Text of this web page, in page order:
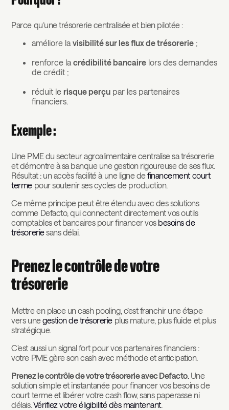
Parce qu’une trésorerie centralisée et bien pilotée :
améliore lavisibilité sur les flux de trésorerie ;
renforce lacrédibilité bancaire lors des demandes
de crédit ;
réduit le risque perçu par les partenaires
financiers.
Exemple :
Une PME du secteur agroalimentaire centralise sa trésorerie
et démontre à sa banque une gestion rigoureuse de ses flux.
Résultat : un accès facilité à une ligne definancement court
terme pour soutenir ses cycles de production.
Ce même principe peut être étendu avec des solutions
comme Defacto, qui connectent directement vos outils
comptables et bancaires pour financer vos besoins de
trésoreriesans délai.
Prenez le contrôle de votre
trésorerie
Mettre en place un cash pooling, c’est franchir une étape
vers unegestion de trésorerie plus mature, plus fluide et plus
stratégique.
C’est aussi un signal fort pour vos partenaires financiers :
votre PME gère son cash avec méthode et anticipation.
Prenez le contrôle de votre trésorerie avec Defacto. Une
solution simple et instantanée pour financer vos besoins de
court terme et libérer votre cash flow, sans paperasse ni
délais. Vérifiez votre éligibilité dès maintenant.